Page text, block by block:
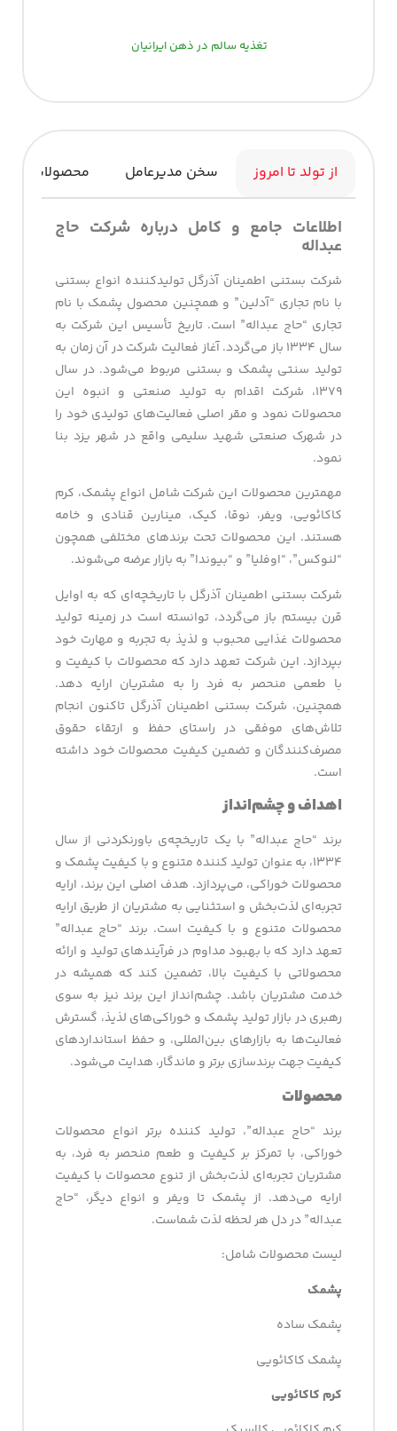
تغذیه سالم در ذهن ایرانیان
از تولد تا امروز سخن مدیرعامل محصولات
اطلاعات جامع و کامل درباره شرکت حاج
عبداله
شرکت بستنی اطمینان آذرگل تولیدکننده انواع بستنی
با نام تجاری “آدلین” و همچنین محصول پشمک با نام
تجاری “حاج عبداله” است. تاریخ تأسیس این شرکت به
سال ۱۳۳۴ باز‌‌ می‌گردد. آغاز فعالیت شرکت در آن زمان به
تولید سنتی پشمک و بستنی مربوط می‌شود. در سال
۱۳۷۹، شرکت اقدام به تولید صنعتی و انبوه این
محصولات نمود و مقر اصلی فعالیت‌های تولیدی خود را
در شهرک صنعتی شهید سلیمی واقع در شهر یزد بنا
نمود.
مهمترین محصولات این شرکت شامل انواع پشمک، کرم
کاکائویی، ویفر، نوقا، کیک، مینارین قنادی و خامه
هستند. این محصولات تحت برندهای مختلفی همچون
“لنوکس”، “اوفلیا” و “بیوندا” به بازار عرضه می‌شوند.
شرکت بستنی اطمینان آذرگل با تاریخچه‌ای که به اوایل
قرن بیستم باز می‌گردد، توانسته است در زمینه تولید
محصولات غذایی محبوب و لذیذ به تجربه و مهارت خود
بپردازد. این شرکت تعهد دارد که محصولات با کیفیت و
با طعمی منحصر به فرد را به مشتریان ارایه دهد.
همچنین، شرکت بستنی اطمینان آذرگل تاکنون انجام
تلاش‌های موفقی در راستای حفظ و ارتقاء حقوق
مصرف‌کنندگان و تضمین کیفیت محصولات خود داشته
است.
اهداف و چشم‌انداز
برند “حاج عبداله” با یک تاریخچه‌ی باورنکردنی از سال
۱۳۳۴، به عنوان تولید کننده متنوع و با کیفیت پشمک و
محصولات خوراکی، می‌پردازد. هدف اصلی این برند، ارایه
تجربه‌ای لذت‌بخش و استثنایی به مشتریان از طریق ارایه
محصولات متنوع و با کیفیت است. برند “حاج عبداله”
تعهد دارد که با بهبود مداوم در فرآیندهای تولید و ارائه
محصولاتی با کیفیت بالا، تضمین کند که همیشه در
خدمت مشتریان باشد. چشم‌انداز این برند نیز به سوی
رهبری در بازار تولید پشمک و خوراکی‌های لذیذ، گسترش
فعالیت‌ها به بازارهای بین‌المللی، و حفظ استانداردهای
کیفیت جهت برندسازی برتر و ماندگار، هدایت می‌شود.
محصولات
برند “حاج عبداله”، تولید کننده برتر انواع محصولات
خوراکی، با تمرکز بر کیفیت و طعم منحصر به فرد، به
مشتریان تجربه‌ای لذت‌بخش از تنوع محصولات با کیفیت
ارایه می‌دهد. از پشمک تا ویفر و انواع دیگر، “حاج
عبداله” در دل هر لحظه لذت شماست.
لیست محصولات شامل:
پشمک
پشمک ساده
پشمک کاکائویی
کرم کاکائویی